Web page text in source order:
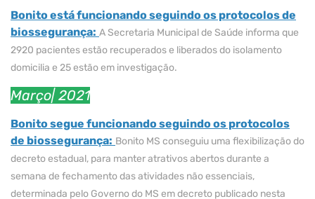
Bonito está funcionando seguindo os protocolos de
biossegurança: A Secretaria Municipal de Saúde informa que
2920 pacientes estão recuperados e liberados do isolamento
domicilia e 25 estão em investigação.
Março| 2021
Bonito segue funcionando seguindo os protocolos
de biossegurança: Bonito MS conseguiu uma flexibilização do
decreto estadual, para manter atrativos abertos durante a
semana de fechamento das atividades não essenciais,
determinada pelo Governo do MS em decreto publicado nesta